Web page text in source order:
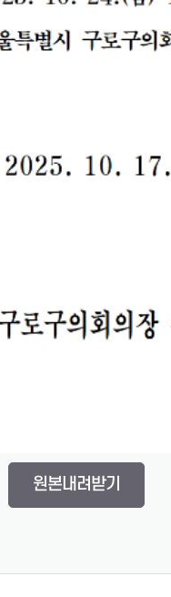
원본내려받기